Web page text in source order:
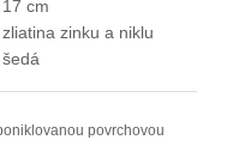
17 cm
zliatina zinku a niklu
šedá
povrchovou